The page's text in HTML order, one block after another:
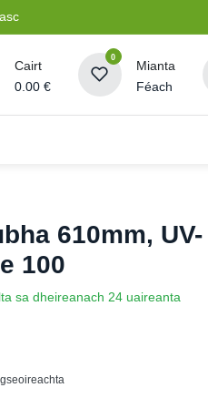
Cairt
0.00€
0
Mianta
Féach
610mm, UV-
100
sa dheireanach 24 uaireanta